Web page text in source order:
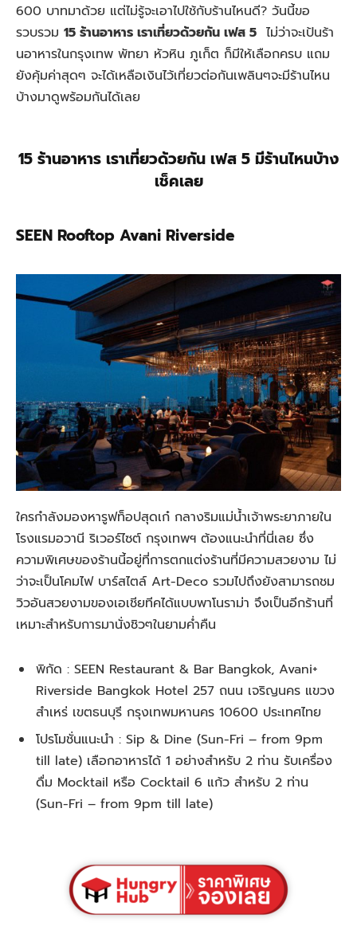
600 บาทมาด้วย แต่ไม่รู้จะเอาไปใช้กับร้านไหนดี? วันนี้ขอ
รวบรวม 15 ร้านอาหาร เราเที่ยวด้วยกัน เฟส 5 ไม่ว่าจะเป้นร้า
นอาหารในกรุงเทพ พัทยา หัวหิน ภูเก็ต ก็มีให้เลือกครบ แถม
ยังคุ้มค่าสุดๆ จะได้เหลือเงินไว้เที่ยวต่อกันเพลินๆจะมีร้านไหน
บ้างมาดูพร้อมกันได้เลย
15 ร้านอาหาร เราเที่ยวด้วยกัน เฟส 5 มีร้านไหนบ้าง
เช็คเลย
SEEN Rooftop Avani Riverside
ใครกำลังมองหารูฟท็อปสุดเก๋ กลางริมแม่น้ำเจ้าพระยาภายใน
โรงแรมอวานี ริเวอร์ไซต์ กรุงเทพฯ ต้องแนะนำที่นี่เลย ซึ่ง
ความพิเศษของร้านนี้อยู่ที่การตกแต่งร้านที่มีความสวยงาม ไม่
ว่าจะเป็นโคมไฟ บาร์สไตล์ Art-Deco รวมไปถึงยังสามารถชม
วิวอันสวยงามของเอเชียทีคได้แบบพาโนราม่า จึงเป็นอีกร้านที่
เหมาะสำหรับการมานั่งชิวๆในยามค่ำคืน
พิกัด : SEEN Restaurant & Bar Bangkok, Avani+
Riverside Bangkok Hotel 257 ถนน เจริญนคร แขวง
สำเหร่ เขตธนบุรี กรุงเทพมหานคร 10600 ประเทศไทย
โปรโมชั่นแนะนำ : Sip & Dine (Sun-Fri – from 9pm
till late) เลือกอาหารได้ 1 อย่างสำหรับ 2 ท่าน รับเครื่อง
ดื่ม Mocktail หรือ Cocktail 6 แก้ว สำหรับ 2 ท่าน
(Sun-Fri – from 9pm till late)